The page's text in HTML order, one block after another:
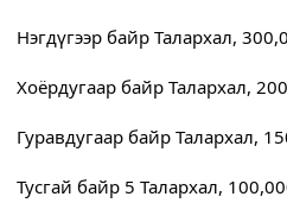
Нэгдүгээр байр Талархал,
Хоёрдугаар байр Талархал,
Гуравдугаар байр Талархал,
Тусгай байр 5 Талархал,